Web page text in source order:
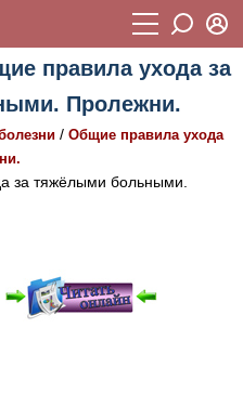
правила ухода за
Пролежни.
/ Общие правила ухода
за тяжёлыми больными.